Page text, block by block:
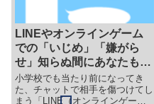
LINEやオンラインゲーム
での「いじめ」「嫌がら
せ」知らぬ間にあなたも加
害者に？
小学校でも当たり前になってき
た、チャットで相手を傷つけてし
まう「LINE（オンラインゲー